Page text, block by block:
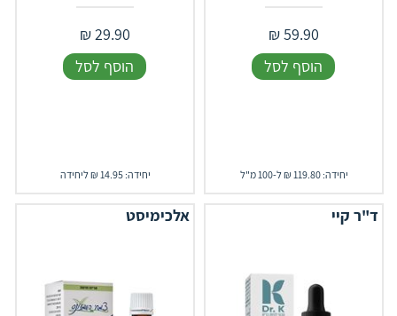
59.90
₪
הוסף לסל
יחידה: 119.80 ₪ ל-100 מ"ל
29.90
₪
הוסף לסל
יחידה: 14.95 ₪ ליחידה
ד"ר קיי אלכימיסט